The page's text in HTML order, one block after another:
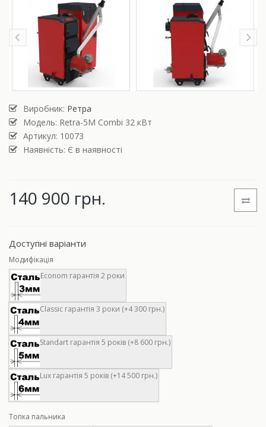
Виробник: Ретра
Модель: Retra-5М Combi 32 кВт
Артикул: 10073
Наявність: Є в наявності
140 900 грн.
Доступні варіанти
Модифікація
Econom гарантія 2 роки
Classic гарантія 3 роки (+4 300 грн.)
Standart гарантія 5 років (+8 600 грн.)
Lux гарантія 5 років (+14 500 грн.)
Топка пальника